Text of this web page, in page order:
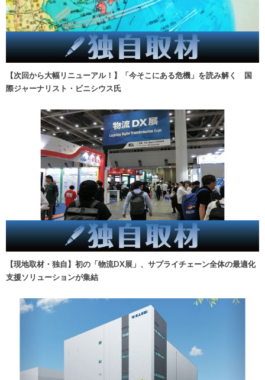
【次回から大幅リニューアル！】「今そこにある危機」を読み解く 国
際ジャーナリスト・ビニシウス氏
【現地取材・独自】初の「物流DX展」、サプライチェーン全体の最適化
支援ソリューションが集結